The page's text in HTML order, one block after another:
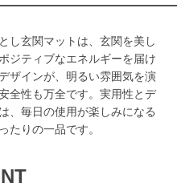
し玄関マットは、玄関を美し
ジティブなエネルギーを届け
ザインが、明るい雰囲気を演
全性も万全です。実用性とデ
、毎日の使用が楽しみになる
たりの一品です。